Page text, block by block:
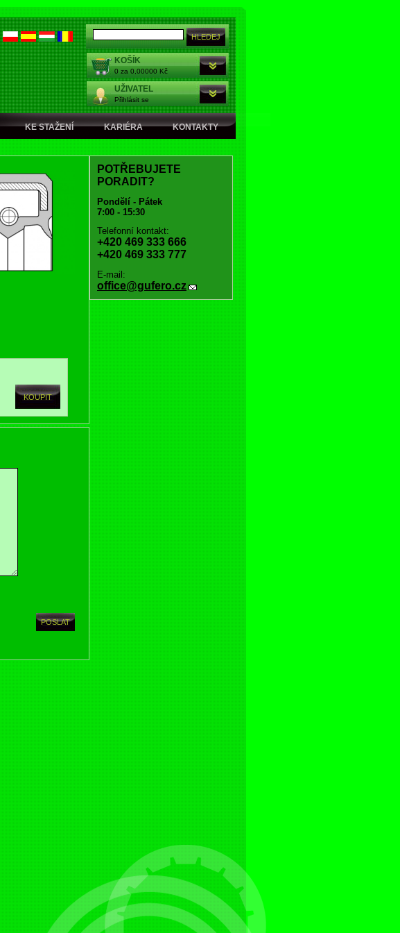
KOŠÍK
0 za 0,00000 Kč
UŽIVATEL
Přihlásit se
KE STAŽENÍ KARIÉRA KONTAKTY
POTŘEBUJETE
PORADIT?
Pondělí - Pátek
7:00 - 15:30
Telefonní kontakt:
+420 469 333 666
+420 469 333 777
E-mail:
office@gufero.cz